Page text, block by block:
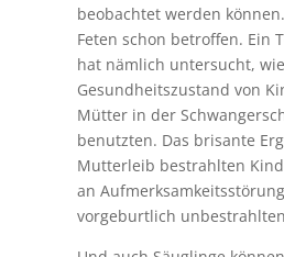
beobachtet werden
Feten schon betroffen. Ein
hat nämlich untersucht,
Gesundheitszustand von
Mütter in der
benutzten. Das brisante
Mutterleib bestrahlten
an
vorgeburtlich